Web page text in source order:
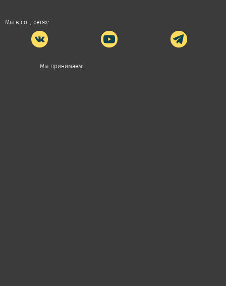
Мы в соц. сетях:
Мы принимаем: